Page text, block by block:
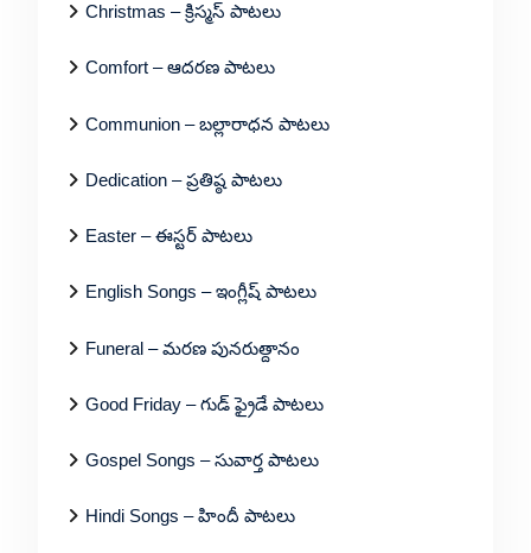
Christmas – క్రిస్మస్ పాటలు
Comfort – ఆదరణ పాటలు
Communion – బల్లారాధన పాటలు
Dedication – ప్రతిష్ఠ పాటలు
Easter – ఈస్టర్ పాటలు
English Songs – ఇంగ్లీష్ పాటలు
Funeral – మరణ పునరుత్దానం
Good Friday – గుడ్ ఫ్రైడే పాటలు
Gospel Songs – సువార్త పాటలు
Hindi Songs – హిందీ పాటలు